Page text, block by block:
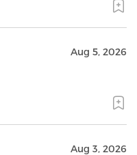
Aug 5, 2026
Aug 3, 2026